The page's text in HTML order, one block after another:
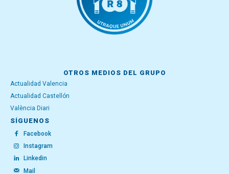
OTROS MEDIOS DEL GRUPO
Actualidad Valencia
Actualidad Castellón
València Diari
SÍGUENOS
Facebook
Instagram
Linkedin
Mail